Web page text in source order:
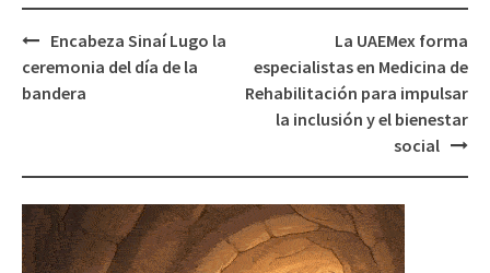
Post
navigation
Encabeza Sinaí Lugo la
ceremonia del día de la
bandera
La UAEMex forma
especialistas en Medicina de
Rehabilitación para impulsar
la inclusión y el bienestar
social